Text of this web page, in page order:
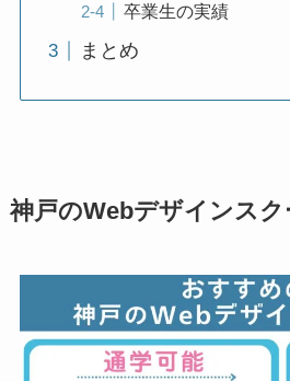
卒業生の実績
まとめ
神戸のWebデザインス